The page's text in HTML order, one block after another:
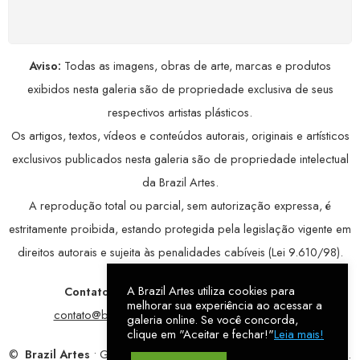
Aviso: Todas as imagens, obras de arte, marcas e produtos
exibidos nesta galeria são de propriedade exclusiva de seus
respectivos artistas plásticos.
Os artigos, textos, vídeos e conteúdos autorais, originais e artísticos
exclusivos publicados nesta galeria são de propriedade intelectual
da Brazil Artes.
A reprodução total ou parcial, sem autorização expressa, é
estritamente proibida, estando protegida pela legislação vigente em
direitos autorais e sujeita às penalidades cabíveis (Lei 9.610/98).
Contatos: WhatsApp:79 9998-1221/ E-mail:
contato@brazilartes.com/ Instagram:@brazilartes
© Brazil Artes • Galeria Online.9 anosde história (2017 – 2026).
A Brazil Artes utiliza cookies para
melhorar sua experiência ao acessar a
galeria online. Se você concorda,
clique em "Aceitar e fechar!"Leia mais!